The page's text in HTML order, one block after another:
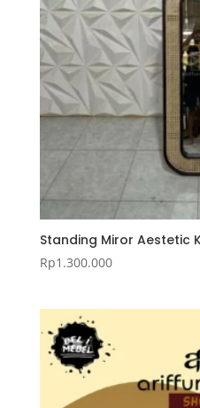
Standing Miror Aestetic
Rp1.300.000